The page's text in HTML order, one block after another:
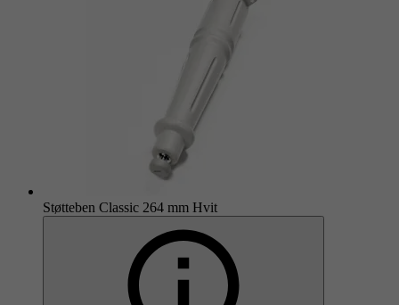
Støtteben Classic 264 mm Hvit